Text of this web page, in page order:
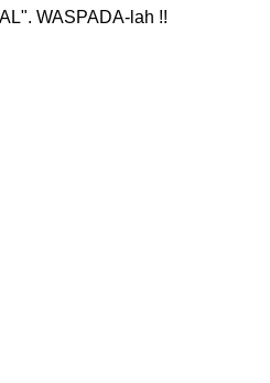
WASPADA-lah !!